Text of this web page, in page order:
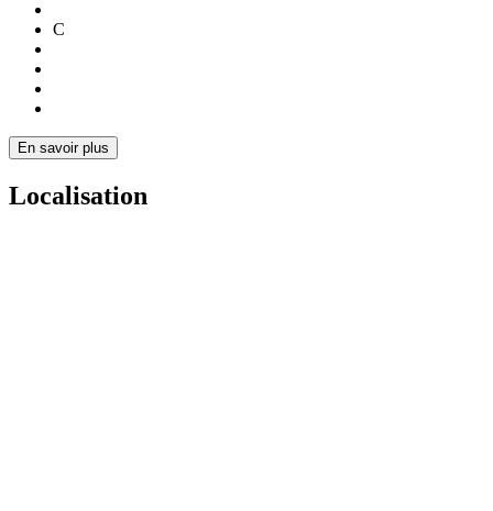
C
En savoir plus
Localisation